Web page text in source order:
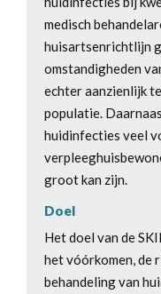
medisch
huisartsenrichtlijn
omstandigheden
echter aanzienlijk
populatie.
huidinfecties veel
groot kan zijn.
Doel
Het doel van de
het vóórkomen, de
behandeling van